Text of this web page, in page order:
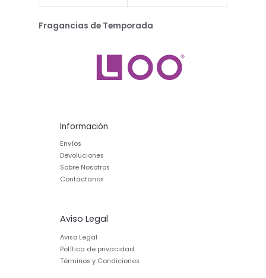
Fragancias de Temporada
Información
Envíos
Devoluciones
Sobre Nosotros
Contáctanos
Aviso Legal
Aviso Legal
Política de privacidad
Términos y Condiciones